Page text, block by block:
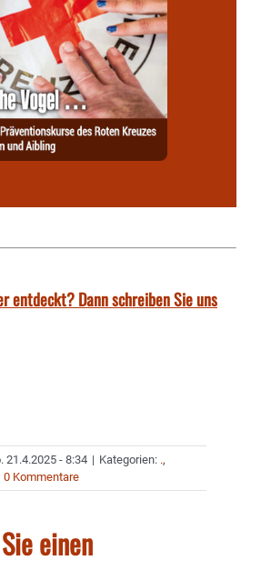
entdeckt? Dann schreiben Sie uns
21.4.2025 - 8:34 | Kategorien: .,
0 Kommentare
einen